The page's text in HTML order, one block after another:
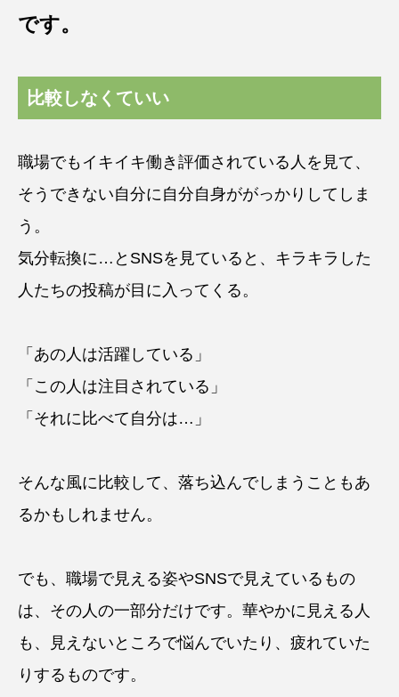
です。
比較しなくていい
職場でもイキイキ働き評価されている人を見て、
そうできない自分に自分自身ががっかりしてしま
う。
気分転換に…とSNSを見ていると、キラキラした
人たちの投稿が目に入ってくる。
「あの人は活躍している」
「この人は注目されている」
「それに比べて自分は…」
そんな風に比較して、落ち込んでしまうこともあ
るかもしれません。
でも、職場で見える姿やSNSで見えているもの
は、その人の一部分だけです。華やかに見える人
も、見えないところで悩んでいたり、疲れていた
りするものです。